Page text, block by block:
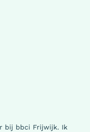
bij bbci Frijwijk. Ik